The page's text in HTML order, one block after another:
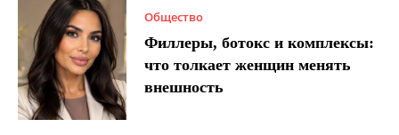
Общество
Филлеры, ботокс и комплексы:
что толкает женщин менять
внешность